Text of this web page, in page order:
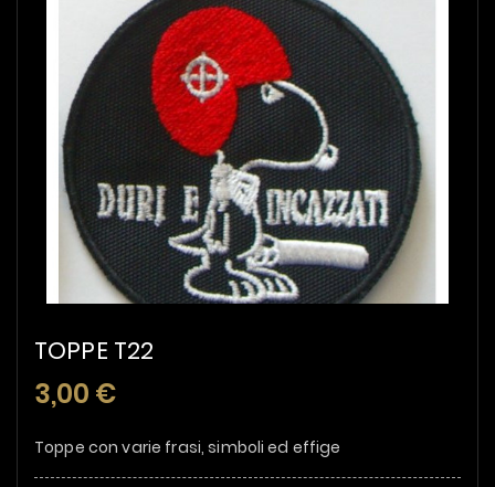
TOPPE T22
3,00 €
Toppe con varie frasi, simboli ed effige